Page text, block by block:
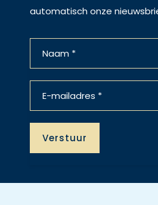
automatisch onze